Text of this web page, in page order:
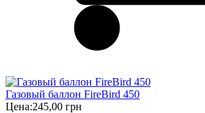
Газовый баллон FireBird 450
Цена:245,00 грн